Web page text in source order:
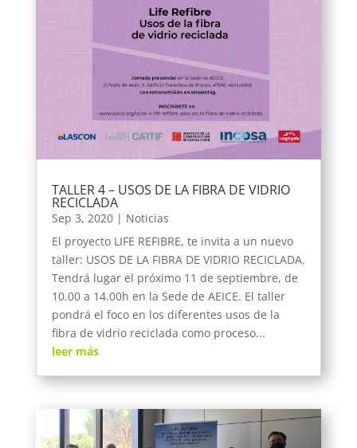
TALLER 4 – USOS DE LA FIBRA DE VIDRIO
RECICLADA
Sep 3, 2020| Noticias
El proyecto LIFE REFIBRE, te invita a un nuevo
taller: USOS DE LA FIBRA DE VIDRIO RECICLADA.
Tendrá lugar el próximo 11 de septiembre, de
10.00 a 14.00h en la Sede de AEICE. El taller
pondrá el foco en los diferentes usos de la
fibra de vidrio reciclada como proceso...
leer más